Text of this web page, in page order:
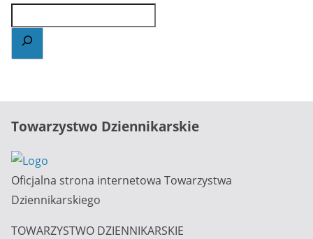
Towarzystwo Dziennikarskie
Oficjalna strona internetowa Towarzystwa
Dziennikarskiego
TOWARZYSTWO DZIENNIKARSKIE